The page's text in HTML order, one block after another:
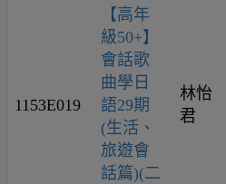
1153E019
【高年
級50+】
會話歌
曲學日
語29期
(生活、
旅遊會
話篇)(二
林怡
君